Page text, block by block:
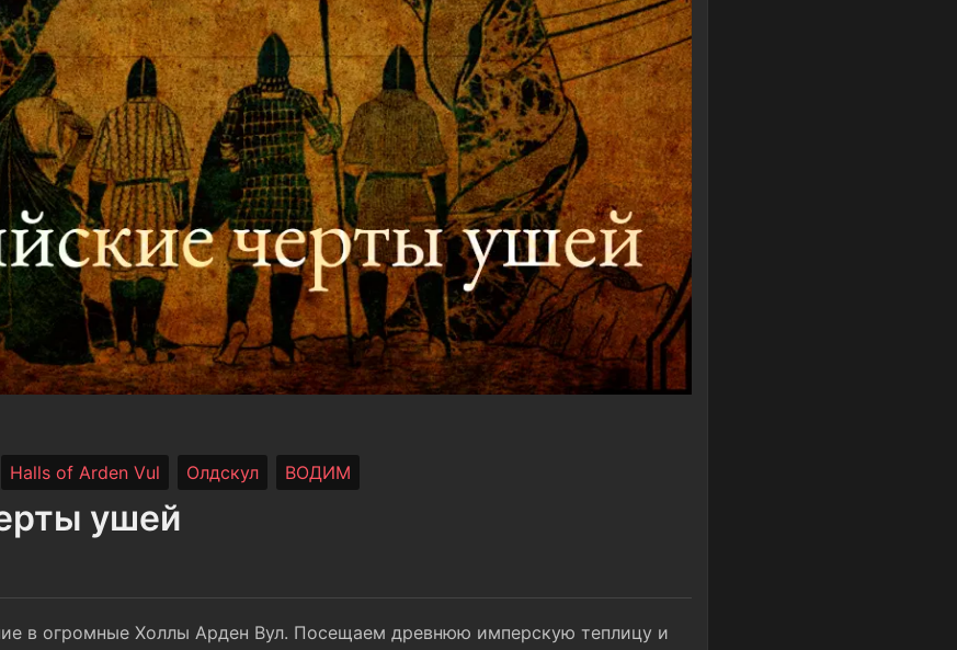
Halls of Arden Vul Олдскул ВОДИМ
ушей
в огромные Холлы Арден Вул. Посещаем древнюю имперскую теплицу и